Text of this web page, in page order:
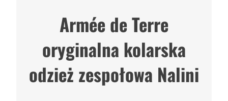
Armée de Terre
oryginalna kolarska
odzież zespołowa Nalini